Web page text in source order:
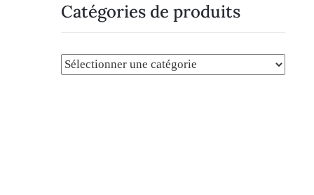
Catégories de produits